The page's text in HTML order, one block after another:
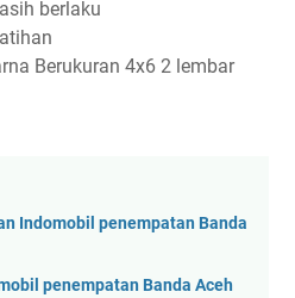
berlaku
Berukuran 4x6 2 lembar
Indomobil penempatan Banda
penempatan Banda Aceh